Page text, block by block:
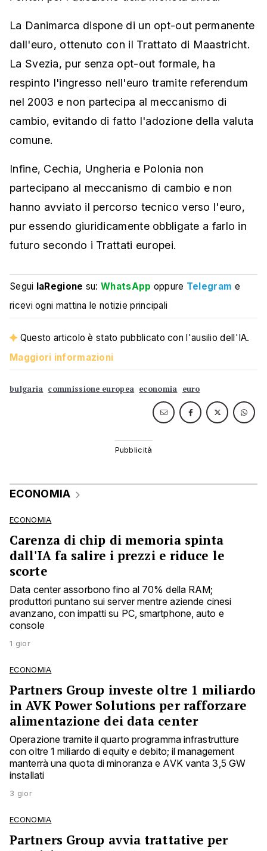
La Danimarca dispone di un opt-out permanente
dall'euro, ottenuto con il Trattato di Maastricht.
La Svezia, pur senza opt-out formale, ha
respinto l'ingresso nell'euro tramite referendum
nel 2003 e non partecipa al meccanismo di
cambio, evitando di fatto l'adozione della valuta
comune.
Infine, Cechia, Ungheria e Polonia non
partecipano al meccanismo di cambio e non
hanno avviato il percorso tecnico verso l'euro,
pur essendo giuridicamente obbligate a farlo in
futuro secondo i Trattati europei.
Segui laRegione su:WhatsApp oppure Telegram e
ricevi ogni mattina le notizie principali
Questo articolo è stato pubblicato con l'ausilio dell'IA.
Maggiori informazioni
bulgaria commissione europea economia euro
ECONOMIA
ECONOMIA
Carenza di chip di memoria spinta
dall'IA fa salire i prezzi e riduce le
scorte
Data center assorbono fino al 70% della RAM;
produttori puntano sui server mentre aziende cinesi
avanzano, con impatti su PC, smartphone, auto e
console
1 gior
ECONOMIA
Partners Group investe oltre 1 miliardo
in AVK Power Solutions per rafforzare
alimentazione dei data center
Operazione tramite il quarto programma infrastrutture
con oltre 1 miliardo di equity e debito; il management
manterrà una quota di minoranza e AVK vanta 3,5 GW
installati
3 gior
ECONOMIA
Partners Group avvia trattative per